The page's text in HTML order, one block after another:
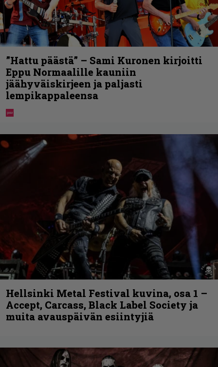
”Hattu päästä” – Sami Kuronen kirjoitti
Eppu Normaalille kauniin
jäähyväiskirjeen ja paljasti
lempikappaleensa
Hellsinki Metal Festival kuvina, osa 1 –
Accept, Carcass, Black Label Society ja
muita avauspäivän esiintyjiä